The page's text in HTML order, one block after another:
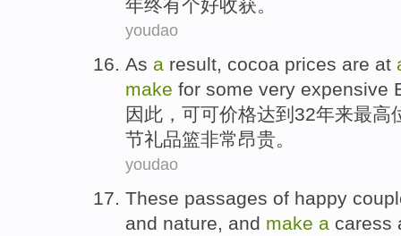
年终有个好收获。
youdao
As a result, cocoa prices are at
make for some very expensive
因此 ， 可可价格达到 32年来最高
节礼品篮非常昂贵。
youdao
These passages of happy
and nature, and make a caress